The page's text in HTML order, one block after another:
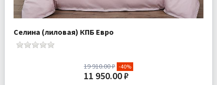
Селина (лиловая) КПБ Евро
19 910.00 ₽ -40%
11 950.00 ₽